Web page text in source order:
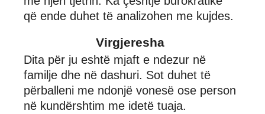
që ende duhet të analizohen me kujdes.
Virgjeresha
Dita për ju eshtë mjaft e ndezur në
familje dhe në dashuri. Sot duhet të
përballeni me ndonjë vonesë ose person
në kundërshtim me idetë tuaja.